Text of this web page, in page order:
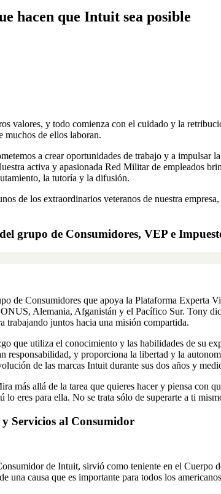
hacen que Intuit sea posible
valores, y todo comienza con el cuidado y la
muchos de ellos laboran.
a crear oportunidades de trabajo y a impulsar
activa y apasionada Red Militar de empleados
la tutoría y la difusión.
de los extraordinarios veteranos de nuestra
grupo de Consumidores, VEP e
de Consumidores que apoya la Plataforma Experta
Alemania, Afganistán y el Pacífico Sur. Tony
trabajando juntos hacia una misión compartida.
que utiliza el conocimiento y las habilidades de su
responsabilidad, y proporciona la libertad y la
de las marcas Intuit durante sus dos años y
más allá de la tarea que quieres hacer y piensa con
lo eres para ella. No se trata sólo de superarte a ti
Servicios al Consumidor
de Intuit, sirvió como teniente en el Cuerpo
causa que es importante para todos los